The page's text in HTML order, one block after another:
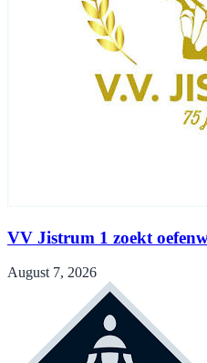
VV Jistrum 1 zoekt
August 7, 2026